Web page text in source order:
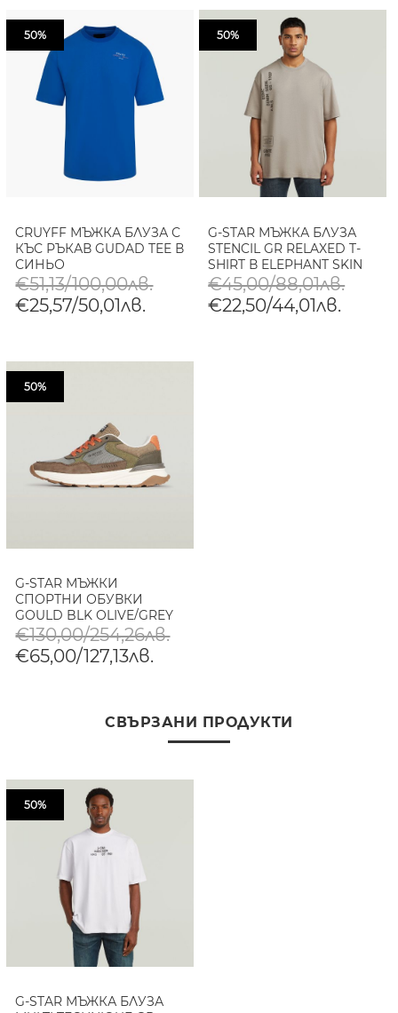
50%
CRUYFF МЪЖКА БЛУЗА С
КЪС РЪКАВ GUDAD TEE В
СИНЬО
€51,13/100,00лв.
€25,57/50,01лв.
50%
G-STAR МЪЖКА БЛУЗА
STENCIL GR RELAXED T-
SHIRT В ELEPHANT SKIN
€45,00/88,01лв.
€22,50/44,01лв.
50%
G-STAR МЪЖКИ
СПОРТНИ ОБУВКИ
GOULD BLK OLIVE/GREY
€130,00/254,26лв.
€65,00/127,13лв.
СВЪРЗАНИ ПРОДУКТИ
50%
G-STAR МЪЖКА БЛУЗА